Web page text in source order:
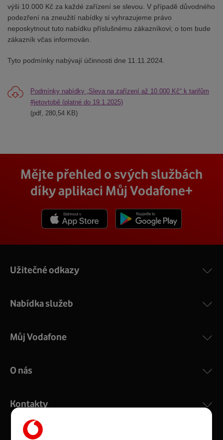
výši 10.000 Kč za každé zařízení se slevou. V případě důvodného
podezření na zneužití nabídky si vyhrazujeme právo
neposkytnout tuto nabídku příslušnému zákazníkovi; o tom bude
zákazník včas informován.
Tyto podmínky nabývají účinnosti dne 11.11.2024.
Podmínky nabídky „Sleva na zařízení až 10.000 Kč“ k tarifům
#jetovtobě (platné do 19.1.2025)
(pdf, 280,54 KB)
Mějte přehled o svých službách
díky aplikaci Můj Vodafone+
Užitečné odkazy
Nabídka služeb
Můj Vodafone
O nás
Kontakty